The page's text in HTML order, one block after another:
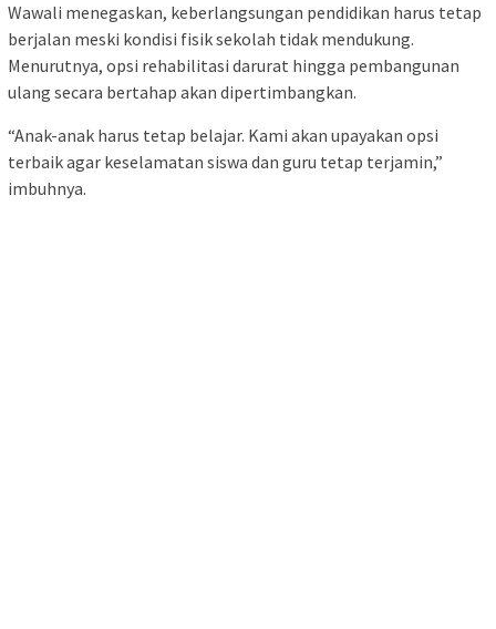
Wawali menegaskan, keberlangsungan pendidikan harus tetap
berjalan meski kondisi fisik sekolah tidak mendukung.
Menurutnya, opsi rehabilitasi darurat hingga pembangunan
ulang secara bertahap akan dipertimbangkan.
“Anak-anak harus tetap belajar. Kami akan upayakan opsi
terbaik agar keselamatan siswa dan guru tetap terjamin,”
imbuhnya.